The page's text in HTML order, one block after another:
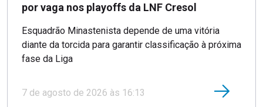
por vaga nos playoffs da LNF Cresol
Esquadrão Minastenista depende de uma vitória
diante da torcida para garantir classificação à próxima
fase da Liga
7 de agosto de 2026 às 16:13